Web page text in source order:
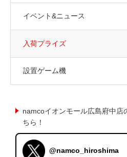
イベント&ニュース
入荷プライズ
設置ゲーム機
namcoイオンモール広島府中店
ちら！
@namco_hiroshima